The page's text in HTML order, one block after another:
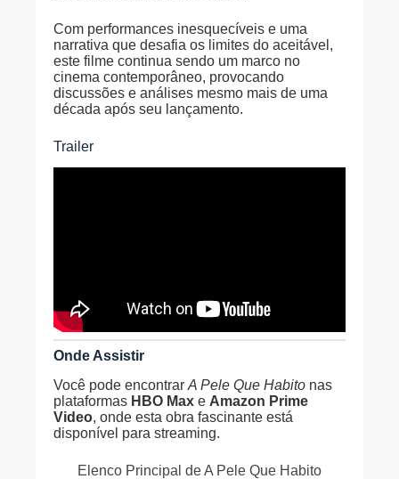
Com performances inesquecíveis e uma
narrativa que desafia os limites do aceitável,
este filme continua sendo um marco no
cinema contemporâneo, provocando
discussões e análises mesmo mais de uma
década após seu lançamento.
Trailer
Onde Assistir
Você pode encontrar A Pele Que Habito nas
plataformas HBO Max e Amazon Prime
Video, onde esta obra fascinante está
disponível para streaming.
Elenco Principal de A Pele Que Habito